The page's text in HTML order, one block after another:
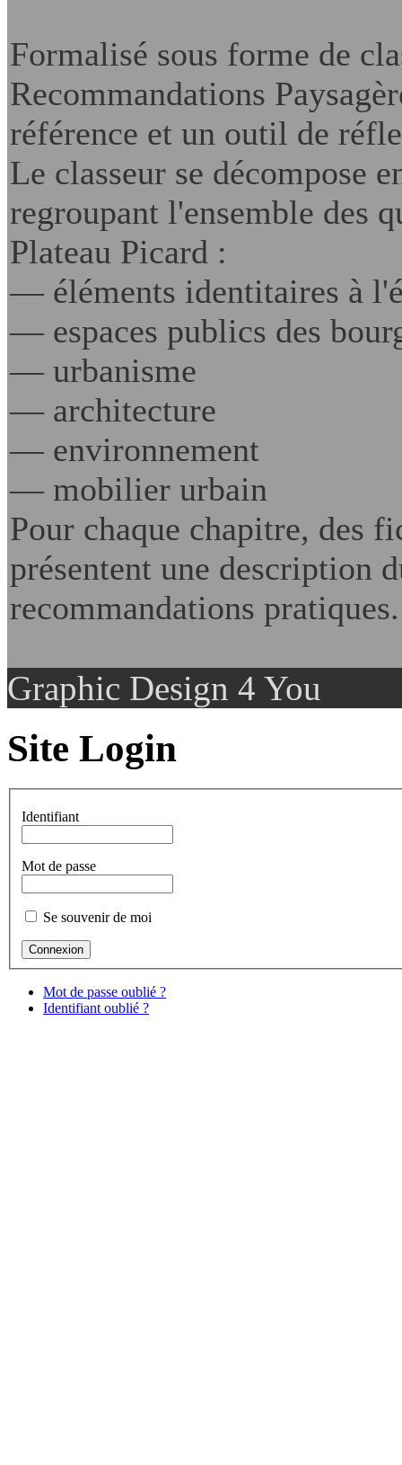
Formalisé sous forme de
Recommandations
référence et un outil de
Le classeur se décompose
regroupant l'ensemble des
Plateau Picard :
— éléments identitaires à
— espaces publics des
— urbanisme
— architecture
— environnement
— mobilier urbain
Pour chaque chapitre, des
présentent une description
recommandations pratiques.
Graphic Design 4 You
Site Login
Identifiant
Mot de passe
Se souvenir de moi
Mot de passe oublié ?
Identifiant oublié ?